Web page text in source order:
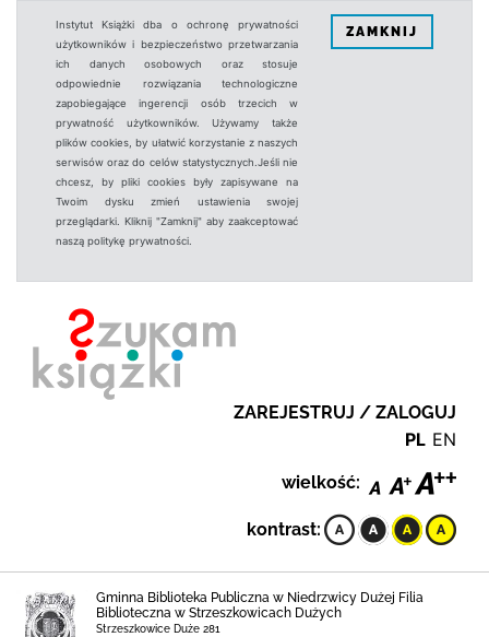
Instytut Książki dba o ochronę prywatności
użytkowników i bezpieczeństwo przetwarzania
ich danych osobowych oraz stosuje
odpowiednie rozwiązania technologiczne
zapobiegające ingerencji osób trzecich w
prywatność użytkowników. Używamy także
plików cookies, by ułatwić korzystanie z naszych
serwisów oraz do celów statystycznych.Jeśli nie
chcesz, by pliki cookies były zapisywane na
Twoim dysku zmień ustawienia swojej
przeglądarki. Kliknij "Zamknij" aby zaakceptować
naszą politykę prywatności.
ZAMKNIJ
ZAREJESTRUJ / ZALOGUJ
PL EN
wielkość:
kontrast:
Gminna Biblioteka Publiczna w Niedrzwicy Dużej Filia
Biblioteczna w Strzeszkowicach Dużych
Strzeszkowice Duże 281